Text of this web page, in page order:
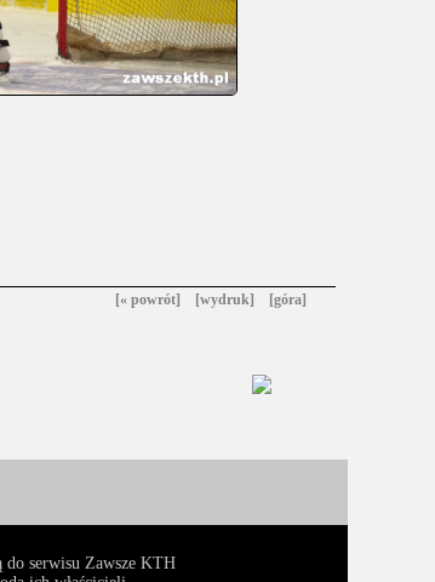
[« powrót] [wydruk] [góra]
do serwisu Zawsze KTH